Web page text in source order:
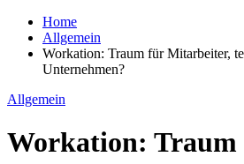
Home
Allgemein
Workation: Traum für Mitarbeiter,
Unternehmen?
Allgemein
Workation: